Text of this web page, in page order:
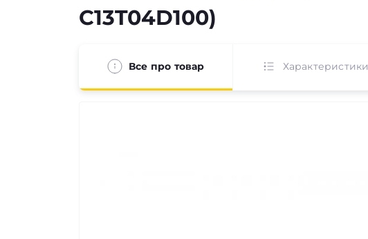
C13T04D100)
Все про товар Характеристики